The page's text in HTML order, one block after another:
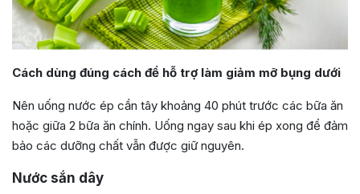
Cách dùng đúng cách để hỗ trợ làm giảm mỡ bụng dưới
Nên uống nước ép cần tây khoảng 40 phút trước các bữa ăn
hoặc giữa 2 bữa ăn chính. Uống ngay sau khi ép xong để đảm
bảo các dưỡng chất vẫn được giữ nguyên.
Nước sắn dây